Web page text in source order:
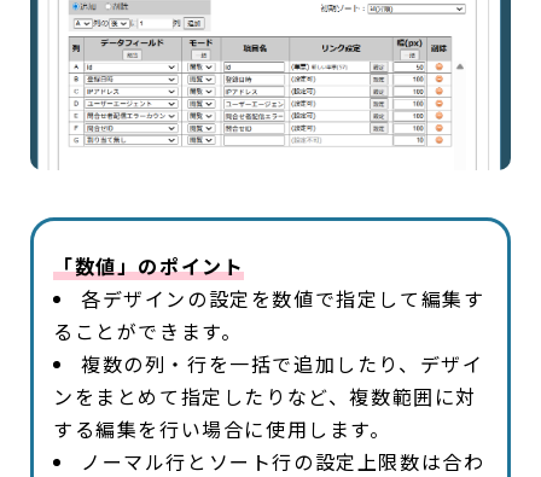
「数値」のポイント
各デザインの設定を数値で指定して編集す
ることができます。
複数の列・行を一括で追加したり、デザイ
ンをまとめて指定したりなど、複数範囲に対
する編集を行い場合に使用します。
ノーマル行とソート行の設定上限数は合わ